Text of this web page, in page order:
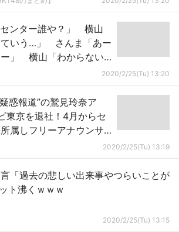
センター誰や？」 横山
ていう…」 さんま「あー
」 横山「わからない
2020/2/25(Tu) 13:20
惑報道”の鷲見玲奈ア
東京を退社！4月からセ
属しフリーアナウンサ
2020/2/25(Tu) 13:19
「過去の悲しい出来事やつらいことが
ト沸くｗｗｗ
2020/2/25(Tu) 13:15